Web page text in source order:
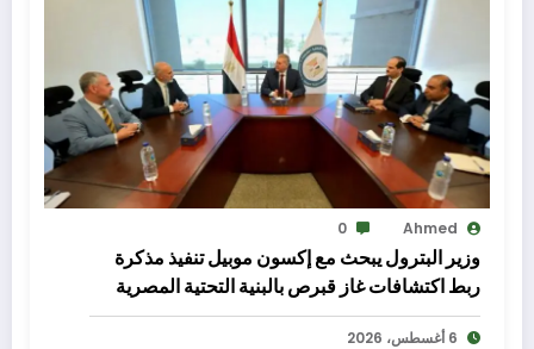
Ahmed
0
وزير البترول يبحث مع إكسون موبيل تنفيذ مذكرة
ربط اكتشافات غاز قبرص بالبنية التحتية المصرية
6 أغسطس، 2026